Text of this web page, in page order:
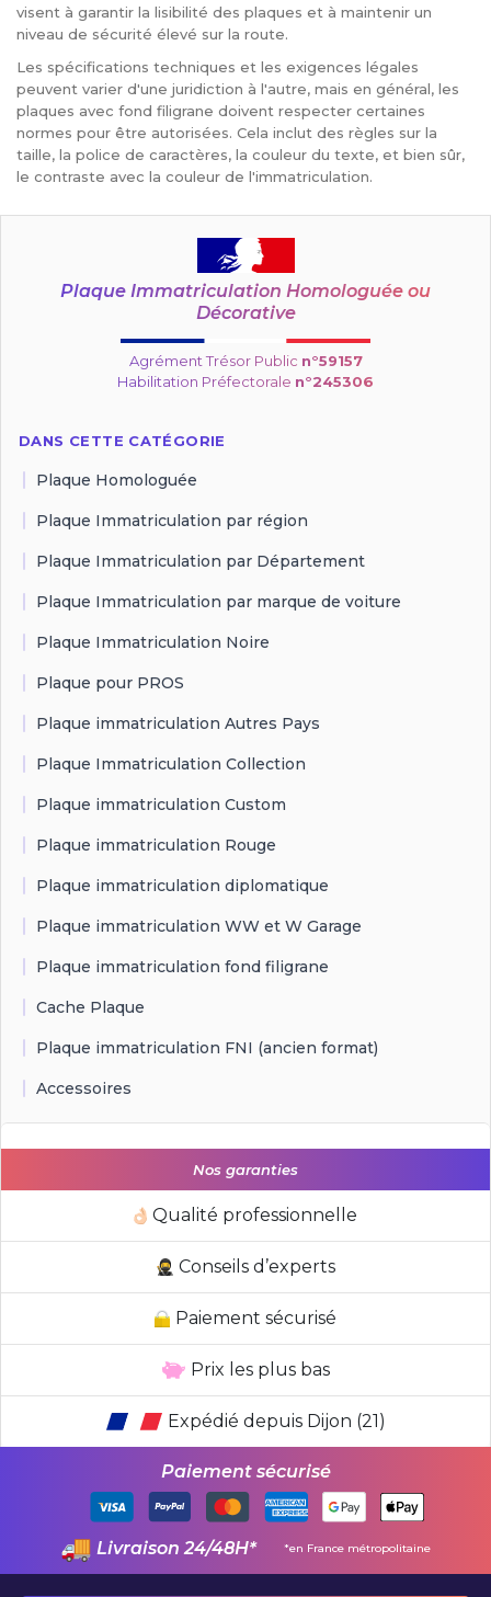
visent à garantir la lisibilité des plaques et à maintenir un
niveau de sécurité élevé sur la route.
Les spécifications techniques et les exigences légales
peuvent varier d'une juridiction à l'autre, mais en général, les
plaques avec fond filigrane doivent respecter certaines
normes pour être autorisées. Cela inclut des règles sur la
taille, la police de caractères, la couleur du texte, et bien sûr,
le contraste avec la couleur de l'immatriculation.
Plaque Immatriculation Homologuée ou
Décorative
Agrément Trésor Public n°59157
Habilitation Préfectorale n°245306
DANS CETTE CATÉGORIE
Plaque Homologuée
Plaque Immatriculation par région
Plaque Immatriculation par Département
Plaque Immatriculation par marque de voiture
Plaque Immatriculation Noire
Plaque pour PROS
Plaque immatriculation Autres Pays
Plaque Immatriculation Collection
Plaque immatriculation Custom
Plaque immatriculation Rouge
Plaque immatriculation diplomatique
Plaque immatriculation WW et W Garage
Plaque immatriculation fond filigrane
Cache Plaque
Plaque immatriculation FNI (ancien format)
Accessoires
Nos garanties
Qualité professionnelle
Conseils d’experts
Paiement sécurisé
Prix les plus bas
Expédié depuis Dijon (21)
Paiement sécurisé
Livraison 24/48H* *en France métropolitaine